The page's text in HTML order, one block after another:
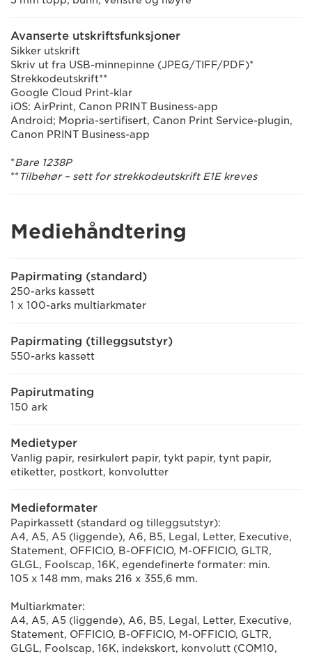
Avanserte utskriftsfunksjoner
Sikker utskrift
Skriv ut fra USB-minnepinne (JPEG/TIFF/PDF)*
Strekkodeutskrift**
Google Cloud Print-klar
iOS: AirPrint, Canon PRINT Business-app
Android; Mopria-sertifisert, Canon Print Service-plugin,
Canon PRINT Business-app
*Bare 1238P
**Tilbehør – sett for strekkodeutskrift E1E kreves
Mediehåndtering
Papirmating (standard)
250-arks kassett
1 x 100-arks multiarkmater
Papirmating (tilleggsutstyr)
550-arks kassett
Papirutmating
150 ark
Medietyper
Vanlig papir, resirkulert papir, tykt papir, tynt papir,
etiketter, postkort, konvolutter
Medieformater
Papirkassett (standard og tilleggsutstyr):
A4, A5, A5 (liggende), A6, B5, Legal, Letter, Executive,
Statement, OFFICIO, B-OFFICIO, M-OFFICIO, GLTR,
GLGL, Foolscap, 16K, egendefinerte formater: min.
105 x 148 mm, maks 216 x 355,6 mm.
Multiarkmater:
A4, A5, A5 (liggende), A6, B5, Legal, Letter, Executive,
Statement, OFFICIO, B-OFFICIO, M-OFFICIO, GLTR,
GLGL, Foolscap, 16K, indekskort, konvolutt (COM10,